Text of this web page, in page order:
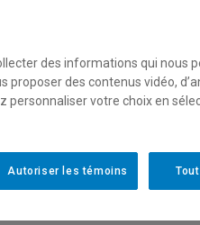
-Séminaire
II
- Été 2026
des informations qui nous
proposer des contenus vidéo,
personnaliser votre choix en
Autoriser les témoins